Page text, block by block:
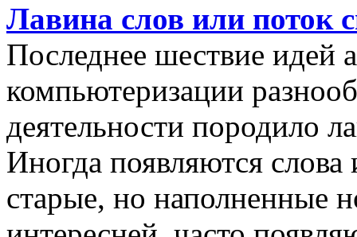
Лавина слов или поток
Последнее шествие идей
компьютеризации
деятельности породило
Иногда появляются
старые, но наполненные